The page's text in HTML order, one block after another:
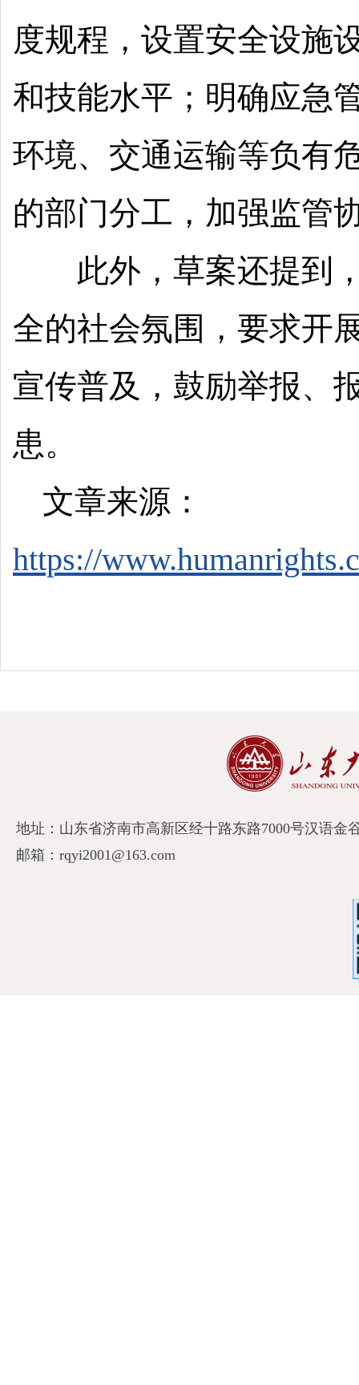
度规程，设置安全设施
和技能水平；明确应急
环境、交通运输等负有
的部门分工，加强监管
此外，草案还提到，
全的社会氛围，要求开
宣传普及，鼓励举报、
患。
文章来源：
https://
地址：山东省济南市高新区经十路东路7000号汉语金
邮箱：rqyi2001@163.com